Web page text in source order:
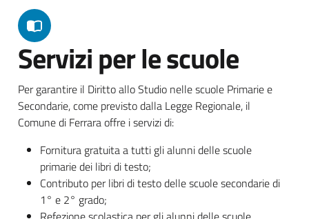
Servizi per le scuole
Per garantire il Diritto allo Studio nelle scuole Primarie e
Secondarie, come previsto dalla Legge Regionale, il
Comune di Ferrara offre i servizi di:
Fornitura gratuita a tutti gli alunni delle scuole
primarie dei libri di testo;
Contributo per libri di testo delle scuole secondarie di
1° e 2° grado;